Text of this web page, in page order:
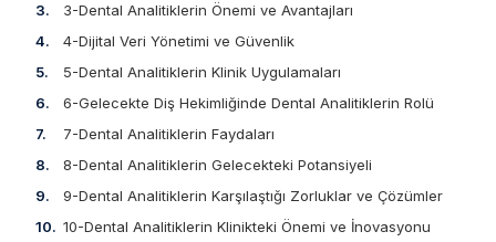
3-Dental Analitiklerin Önemi ve Avantajları
4-Dijital Veri Yönetimi ve Güvenlik
5-Dental Analitiklerin Klinik Uygulamaları
6-Gelecekte Diş Hekimliğinde Dental Analitiklerin Rolü
7-Dental Analitiklerin Faydaları
8-Dental Analitiklerin Gelecekteki Potansiyeli
9-Dental Analitiklerin Karşılaştığı Zorluklar ve Çözümler
10-Dental Analitiklerin Klinikteki Önemi ve İnovasyonu